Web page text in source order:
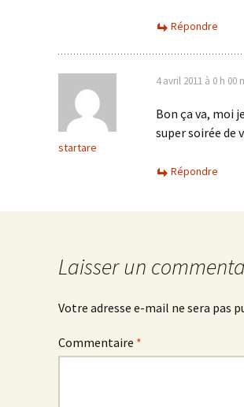
Répondre
startare
4 avril 2011 à 0 h 00
Bon ça va, moi
super soirée de
Répondre
Laisser un
Votre adresse e-mail ne sera pas
Commentaire *